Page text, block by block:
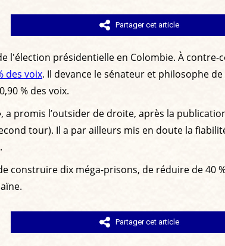
Partager cet article
l'élection présidentielle en Colombie. À
des voix. Il devance le sénateur et philosophe
% des voix.
, a promis l’outsider de droite, après la
tour). Il a par ailleurs mis en doute la
construire dix méga-prisons, de réduire de
Partager cet article